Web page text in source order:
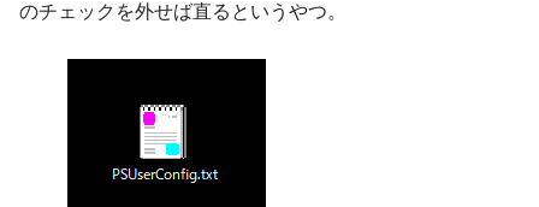
のチェックを外せば直るというやつ。